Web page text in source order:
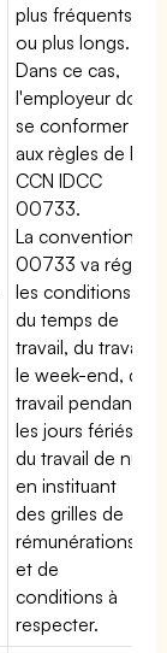
plus fréquents
ou plus longs.
Dans ce cas,
l'employeur doit
se conformer
aux règles de la
CCN IDCC
00733.
La convention
00733 va régir
les conditions
du temps de
travail, du travail
le week-end, du
travail pendant
les jours fériés,
du travail de nuit
en instituant
des grilles de
rémunérations
et de
conditions à
respecter.